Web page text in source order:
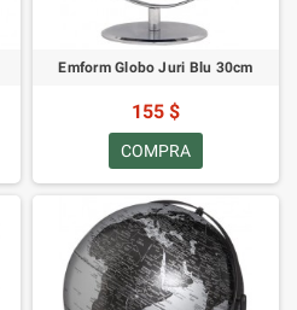
Emform Globo Juri Blu 30cm
155 $
COMPRA